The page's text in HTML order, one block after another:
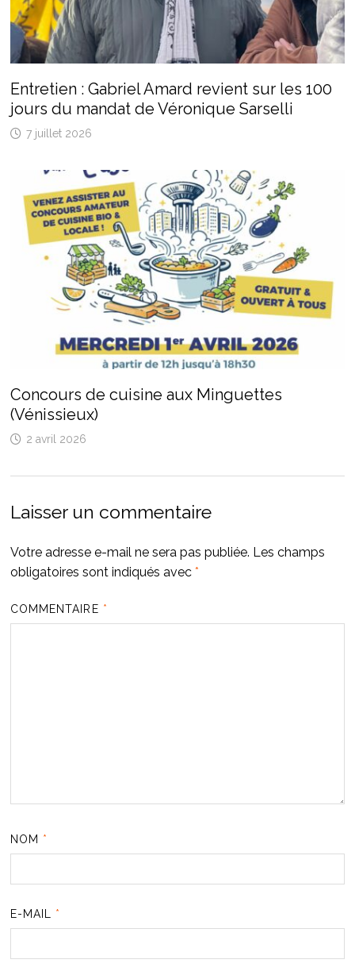
Entretien : Gabriel Amard revient sur les 100
jours du mandat de Véronique Sarselli
7 juillet 2026
Concours de cuisine aux Minguettes
(Vénissieux)
2 avril 2026
Laisser un commentaire
Votre adresse e-mail ne sera pas publiée. Les champs
obligatoires sont indiqués avec *
COMMENTAIRE *
NOM *
E-MAIL *